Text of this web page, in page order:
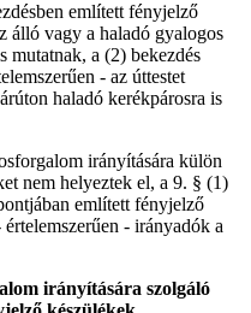
említett fényjelző
álló vagy a haladó gyalogos
mutatnak, a (2) bekezdés
- az úttestet
haladó kerékpárosra is
irányítására külön
nem helyeztek el, a 9. § (1)
említett fényjelző
- irányadók a
irányítására szolgáló